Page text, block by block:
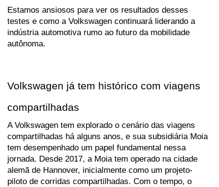
Estamos ansiosos para ver os resultados desses
testes e como a Volkswagen continuará liderando a
indústria automotiva rumo ao futuro da mobilidade
autônoma.
Volkswagen já tem histórico com viagens
compartilhadas
A Volkswagen tem explorado o cenário das viagens
compartilhadas há alguns anos, e sua subsidiária Moia
tem desempenhado um papel fundamental nessa
jornada. Desde 2017, a Moia tem operado na cidade
alemã de Hannover, inicialmente como um projeto-
piloto de corridas compartilhadas. Com o tempo, o